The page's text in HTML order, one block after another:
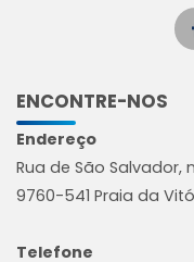
ENCONTRE-NOS
Endereço
Rua de São Salvador,
9760-541 Praia da
Telefone